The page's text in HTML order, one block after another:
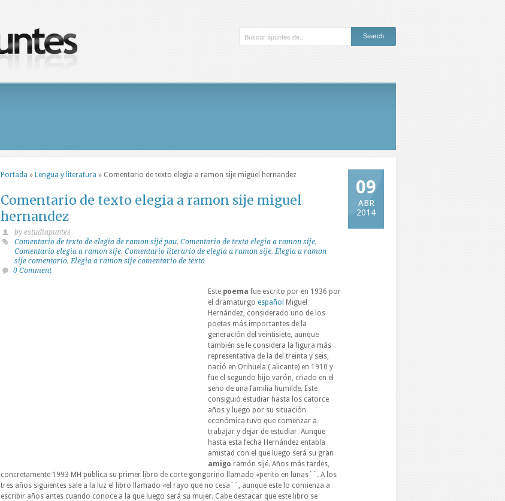
09
ABR
2014
Portada » Lengua y literatura » Comentario de texto elegia a ramon sije miguel hernandez
Comentario de texto elegia a ramon sije miguel
hernandez
by estudiapuntes
Comentario de texto de elegia de ramon sijé pau, Comentario de texto elegia a ramon sije,
Comentario elegia a ramon sije, Comentario literario de elegia a ramon sije,Elegia a ramon
sije comentario,Elegia a ramon sije comentario de texto
0 Comment
Este poema fue escrito por en 1936 por
el dramaturgo español
Miguel
Hernández, considerado uno de los
poetas más importantes de la
generación del veintisiete, aunque
también se le considera la figura más
representativa de la del treinta y seis,
nació en Orihuela ( alicante) en 1910 y
fue el segundo hijo varón, criado en el
seno de una familia humilde. Este
consiguió estudiar hasta los catorce
años y luego por su situación
económica tuvo que comenzar a
trabajar y dejar de estudiar. Aunque
hasta esta fecha Hernández entabla
amistad con el que luego será su gran
amigo ramón sijé. Años más tardes,
concretamente 1993 MH publica su primer libro de corte gongorino llamado «perito en lunas´´. A los
tres años siguientes sale a la luz el libro llamado «el rayo que no cesa´´, aunque este lo comienza a
escribir años antes cuando conoce a la que luego será su mujer. Cabe destacar que este libro se